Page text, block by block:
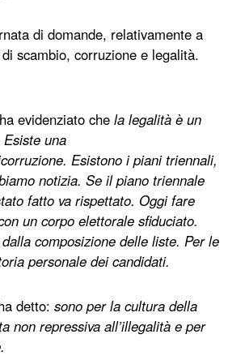
di domande, relativamente a
scambio, corruzione e legalità.
ha evidenziato che la legalità è un
una
Esistono i piani triennali,
notizia. Se il piano triennale
fatto va rispettato. Oggi fare
un corpo elettorale sfiduciato.
composizione delle liste. Per le
personale dei candidati.
detto: sono per la cultura della
non repressiva all’illegalità e per